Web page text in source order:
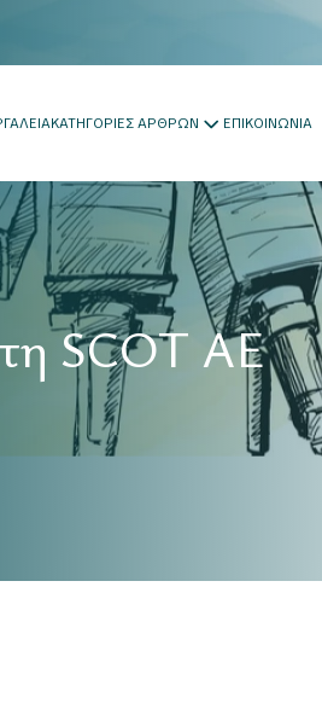
ΚΑΤΗΓΟΡΙΕΣ ΑΡΘΡΩΝ ΕΠΙΚΟΙΝΩΝΙΑ
SCOT AE